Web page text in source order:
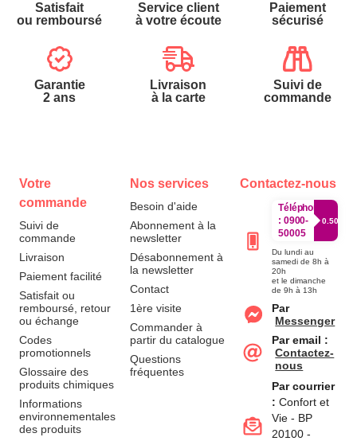
Satisfait
ou remboursé
Service client
à votre écoute
Paiement
sécurisé
Garantie
2 ans
Livraison
à la carte
Suivi de
commande
Votre
commande
Suivi de
commande
Livraison
Paiement facilité
Satisfait ou
remboursé, retour
ou échange
Codes
promotionnels
Glossaire des
produits chimiques
Informations
environnementales
des produits
Nos services
Besoin d'aide
Abonnement à la
newsletter
Désabonnement à
la newsletter
Contact
1ère visite
Commander à
partir du catalogue
Questions
fréquentes
Contactez-nous
Téléphone
: 0900-
50005
0.50€/
Du lundi au
samedi de 8h à
20h
et le dimanche
de 9h à 13h
Par
Messenger
Par email :
Contactez-
nous
Par courrier
: Confort et
Vie - BP
20100 -